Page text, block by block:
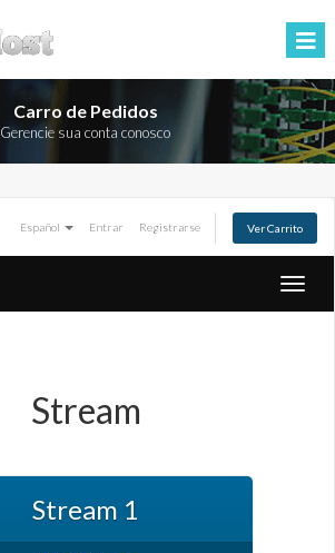
Carro de Pedidos
Gerencie sua conta conosco
Español Entrar Registrarse Ver Carrito
Stream
Stream 1